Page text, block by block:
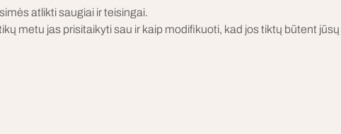
atlikti saugiai ir teisingai.
metu jas prisitaikyti sau ir kaip modifikuoti, kad jos tiktų būtent jūsų